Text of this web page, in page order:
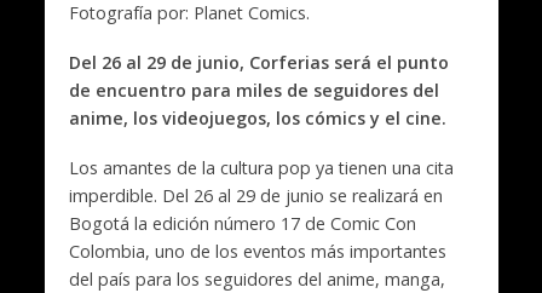
Fotografía por: Planet Comics.
Del 26 al 29 de junio, Corferias será el punto
de encuentro para miles de seguidores del
anime, los videojuegos, los cómics y el cine.
Los amantes de la cultura pop ya tienen una cita
imperdible. Del 26 al 29 de junio se realizará en
Bogotá la edición número 17 de Comic Con
Colombia, uno de los eventos más importantes
del país para los seguidores del anime, manga,